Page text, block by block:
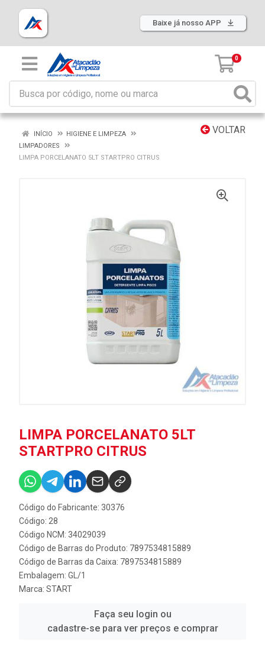
Baixe já nosso APP
0
VOLTAR
INÍCIO
HIGIENE E LIMPEZA
LIMPADORES
LIMPA PORCELANATO 5LT STARTPRO CITRUS
LIMPA PORCELANATO 5LT
STARTPRO CITRUS
Código do Fabricante: 30376
Código: 28
Código NCM: 34029039
Código de Barras do Produto: 7897534815889
Código de Barras da Caixa: 7897534815889
Embalagem: GL/1
Marca: START
Faça seu login ou
cadastre-se para ver preços e comprar